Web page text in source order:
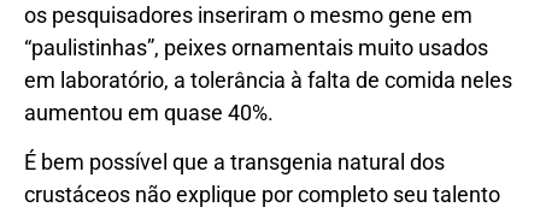
os pesquisadores inseriram o mesmo gene em
“paulistinhas”, peixes ornamentais muito usados
em laboratório, a tolerância à falta de comida neles
aumentou em quase 40%.
É bem possível que a transgenia natural dos
crustáceos não explique por completo seu talento